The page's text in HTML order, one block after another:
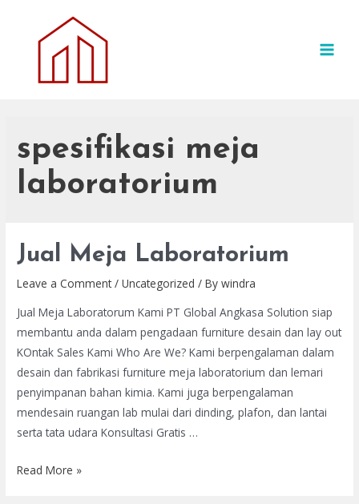
spesifikasi meja
laboratorium
Jual Meja Laboratorium
Leave a Comment /Uncategorized / Bywindra
Jual Meja Laboratorum Kami PT Global Angkasa Solution siap
membantu anda dalam pengadaan furniture desain dan lay out
KOntak Sales Kami Who Are We? Kami berpengalaman dalam
desain dan fabrikasi furniture meja laboratorium dan lemari
penyimpanan bahan kimia. Kami juga berpengalaman
mendesain ruangan lab mulai dari dinding, plafon, dan lantai
serta tata udara Konsultasi Gratis …
Jual
Read More »